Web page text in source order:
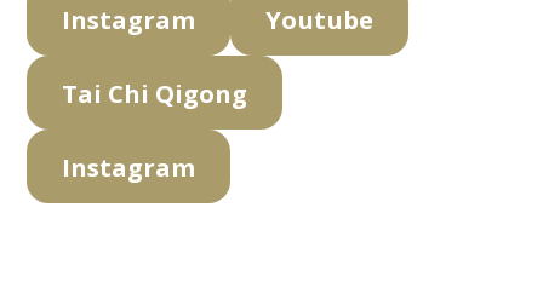
Instagram Youtube
Tai Chi Qigong
Instagram